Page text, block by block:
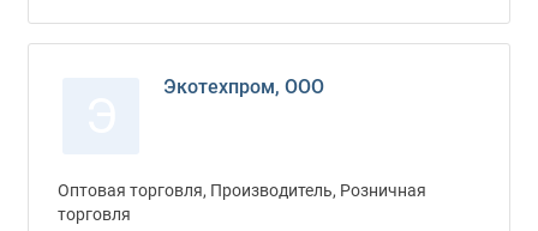
Экотехпром, ООО
Оптовая торговля, Производитель, Розничная
торговля